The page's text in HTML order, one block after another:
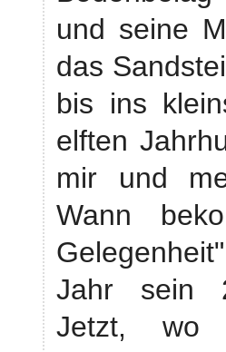
und seine
das
bis ins
elften
mir und
Wann
Jahr sein
Jetzt, wo